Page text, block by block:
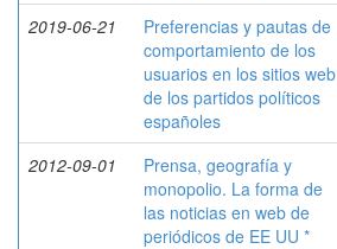
2019-06-21
Preferencias y pautas de
comportamiento de los
usuarios en los sitios web
de los partidos políticos
españoles
2012-09-01
Prensa, geografía y
monopolio. La forma de
las noticias en web de
periódicos de EE UU *